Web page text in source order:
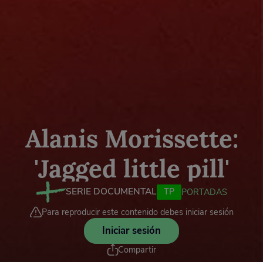
Alanis Morissette:
'Jagged little pill'
SERIE DOCUMENTAL TP
PORTADAS
Para reproducir este contenido debes iniciar sesión
Iniciar sesión
Compartir